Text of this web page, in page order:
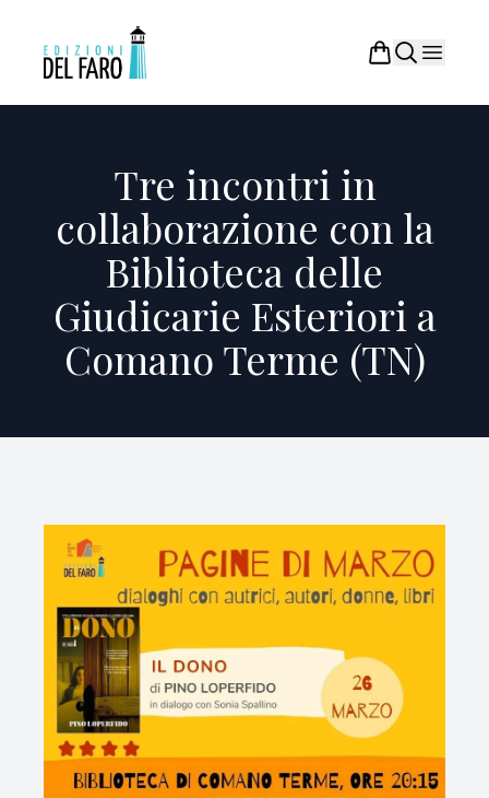
Tre incontri in
collaborazione con la
Biblioteca delle
Giudicarie Esteriori a
Comano Terme (TN)